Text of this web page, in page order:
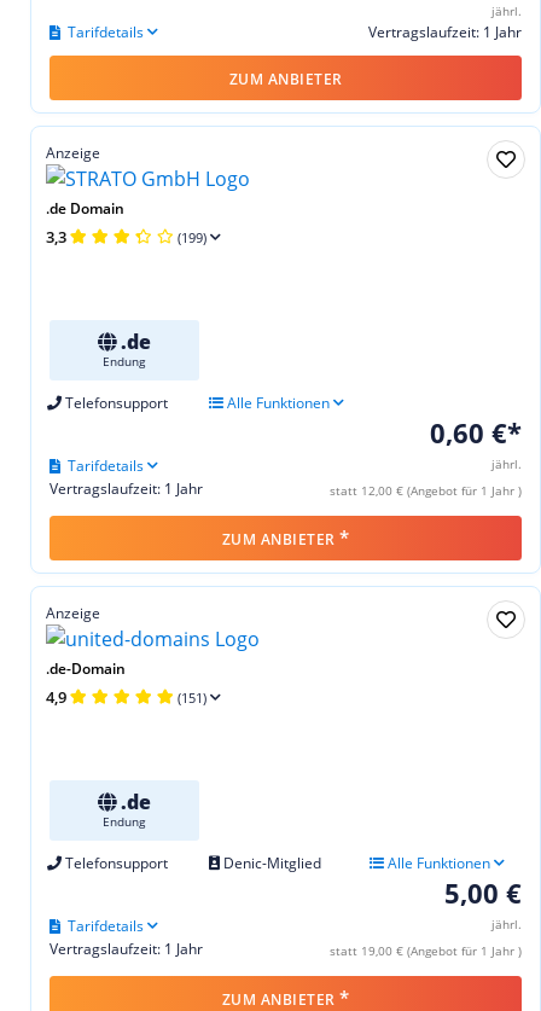
jährl.
Vertragslaufzeit: 1 Jahr
Tarifdetails
ZUM ANBIETER
Anzeige
.de Domain
3,3 (199)
.de
Endung
Telefonsupport Alle Funktionen
0,60 €*
jährl.
statt 12,00 € (Angebot für 1 Jahr )
Vertragslaufzeit: 1 Jahr
Tarifdetails
ZUM ANBIETER *
Anzeige
.de-Domain
4,9 (151)
.de
Endung
Telefonsupport Denic-Mitglied Alle Funktionen
5,00 €
jährl.
statt 19,00 € (Angebot für 1 Jahr )
Vertragslaufzeit: 1 Jahr
Tarifdetails
ZUM ANBIETER *